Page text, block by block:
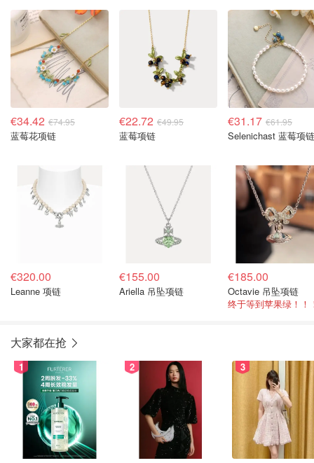
€34.42 €74.95
蓝莓花项链
€22.72 €49.95
蓝莓项链
€31.17 €61.95
Selenichast 蓝莓项链
€320.00
Leanne 项链
€155.00
Ariella 吊坠项链
€185.00
Octavie 吊坠项链
终于等到苹果绿！！
大家都在抢
1 2 3